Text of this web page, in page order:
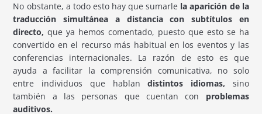
No obstante, a todo esto hay que sumarle la aparición de la
traducción simultánea a distancia con subtítulos en
directo,que ya hemos comentado, puesto que esto se ha
convertido en el recurso más habitual en los eventos y las
conferencias internacionales. La razón de esto es que
ayuda a facilitar la comprensión comunicativa, no solo
entre individuos que hablan distintos idiomas, sino
también a las personas que cuentan con problemas
auditivos.